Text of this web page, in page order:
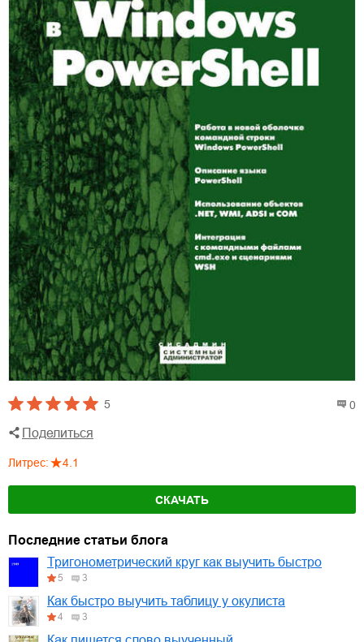
5 0
Поделиться
Литрес: 4.1
СКАЧАТЬ
Последние статьи блога
Тригонометрический круг как выучить быстро
5 3
Как быстро выучить таблицу у окулиста
4 3